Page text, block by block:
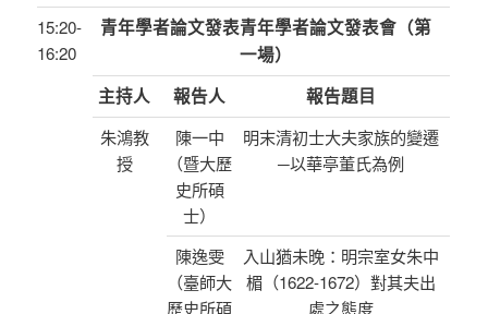
15:20-
16:20
青年學者論文發表青年學者論文發表會（第
一場）
主持人
報告人 報告題目
朱鴻教
授
陳一中
（暨大歷
史所碩
士）
明末清初士大夫家族的變遷
─以華亭董氏為例
陳逸雯
（臺師大
歷史所碩
入山猶未晚：明宗室女朱中
楣（1622-1672）對其夫出
處之態度